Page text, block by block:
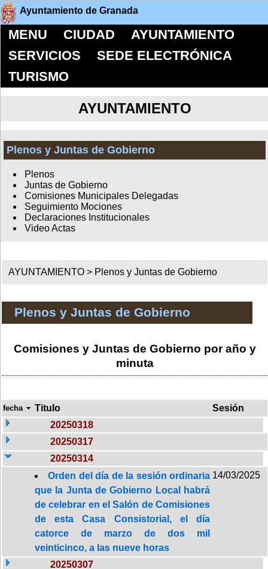
Ayuntamiento de Granada
MENU CIUDAD
AYUNTAMIENTO
SERVICIOS
SEDE ELECTRÓNICA
TURISMO
AYUNTAMIENTO
Plenos y Juntas de Gobierno
Plenos
Juntas de Gobierno
Comisiones Municipales Delegadas
Seguimiento Mociones
Declaraciones Institucionales
Video Actas
AYUNTAMIENTO > Plenos y Juntas de Gobierno
Plenos y Juntas de Gobierno
Comisiones y Juntas de Gobierno por año y
minuta
fecha Titulo
Sesión
20250318
20250317
20250314
Orden del día de la sesión ordinaria
que la Junta de Gobierno Local habrá
de celebrar en el Salón de Comisiones
de esta Casa Consistorial, el día
catorce de marzo de dos mil
veinticinco, a las nueve horas
14/03/2025
20250307